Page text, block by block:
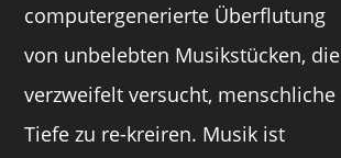
computergenerierte Überflutung
von unbelebten Musikstücken, die
verzweifelt versucht, menschliche
Tiefe zu re-kreiren. Musik ist